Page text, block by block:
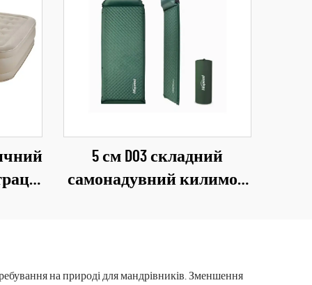
5 см D03 складний
самонадувний килимок
вітальні, парку
на природі для мандрівників. Зменшення